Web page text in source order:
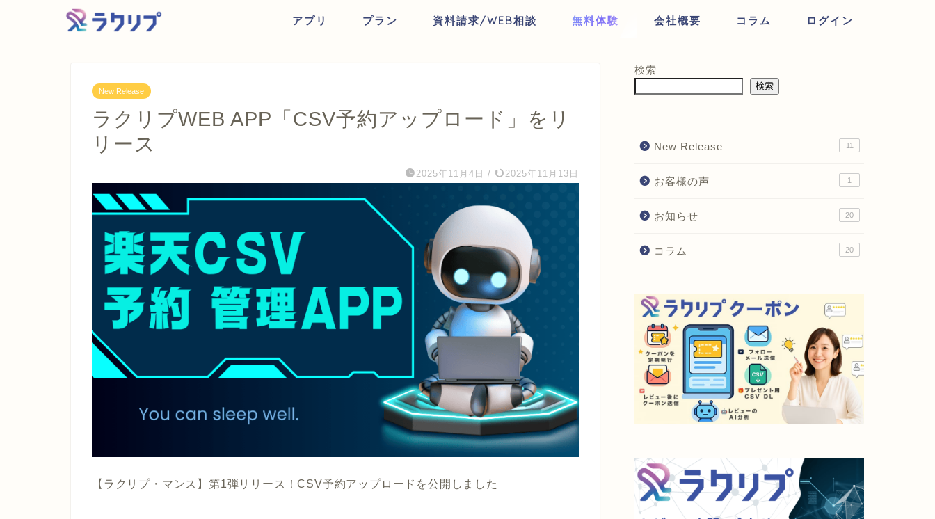
アプリ プラン 資料請求/WEB相談 無料体験 会社概要 コラム ログイン
New Release
ラクリプWEB APP「CSV予約アップロード」をリ
リース
2025年11月4日 / 2025年11月13日
【ラクリプ・マンス】第1弾リリース！CSV予約アップロードを公開しました
検索
検索
New Release 11
お客様の声 1
お知らせ 20
コラム 20